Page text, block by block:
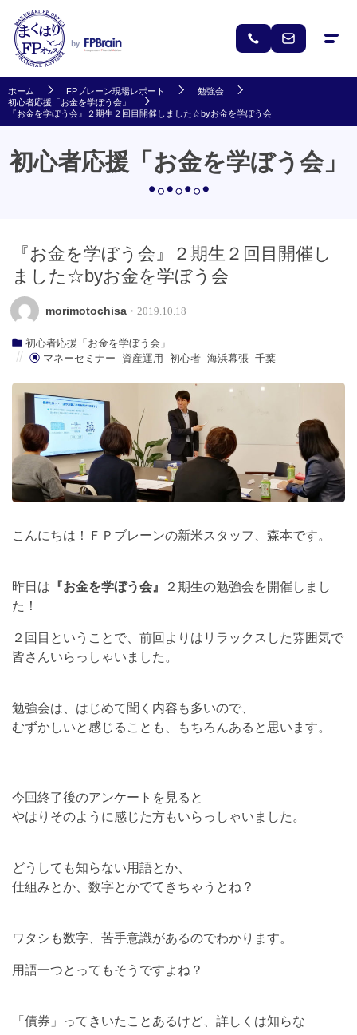
初心者応援「お金を学ぼう会」
ホーム FPブレーン現場レポート
勉強会
初心者応援「お金を学ぼう会」
『お金を学ぼう会』２期生２回目開催しました☆byお金を学ぼう会
『お金を学ぼう会』２期生２回目開催し
ました☆byお金を学ぼう会
morimotochisa ・2019.10.18
初心者応援「お金を学ぼう会」
マネーセミナー
資産運用 初心者 海浜幕張 千葉
こんにちは！ＦＰブレーンの新米スタッフ、森本です。
昨日は 『お金を学ぼう会』
２期生の勉強会を開催しまし
た！
２回目ということで、前回よりはリラックスした雰囲気で
皆さんいらっしゃいました。
勉強会は、はじめて聞く内容も多いので、
むずかしいと感じることも、もちろんあると思います。
今回終了後のアンケートを見ると
やはりそのように感じた方もいらっしゃいました。
どうしても知らない用語とか、
仕組みとか、数字とかでてきちゃうとね？
ワタシも数字、苦手意識があるのでわかります。
用語一つとってもそうですよね？
「債券」ってきいたことあるけど、詳しくは知らな